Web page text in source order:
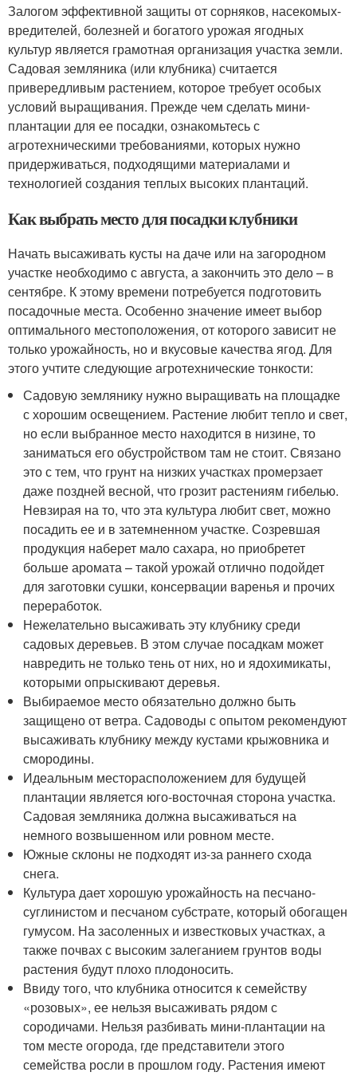
Залогом эффективной защиты от сорняков, насекомых-
вредителей, болезней и богатого урожая ягодных
культур является грамотная организация участка земли.
Садовая земляника (или клубника) считается
привередливым растением, которое требует особых
условий выращивания. Прежде чем сделать мини-
плантации для ее посадки, ознакомьтесь с
агротехническими требованиями, которых нужно
придерживаться, подходящими материалами и
технологией создания теплых высоких плантаций.
Как выбрать место для посадки клубники
Начать высаживать кусты на даче или на загородном
участке необходимо с августа, а закончить это дело – в
сентябре. К этому времени потребуется подготовить
посадочные места. Особенно значение имеет выбор
оптимального местоположения, от которого зависит не
только урожайность, но и вкусовые качества ягод. Для
этого учтите следующие агротехнические тонкости:
Садовую землянику нужно выращивать на площадке
с хорошим освещением. Растение любит тепло и свет,
но если выбранное место находится в низине, то
заниматься его обустройством там не стоит. Связано
это с тем, что грунт на низких участках промерзает
даже поздней весной, что грозит растениям гибелью.
Невзирая на то, что эта культура любит свет, можно
посадить ее и в затемненном участке. Созревшая
продукция наберет мало сахара, но приобретет
больше аромата – такой урожай отлично подойдет
для заготовки сушки, консервации варенья и прочих
переработок.
Нежелательно высаживать эту клубнику среди
садовых деревьев. В этом случае посадкам может
навредить не только тень от них, но и ядохимикаты,
которыми опрыскивают деревья.
Выбираемое место обязательно должно быть
защищено от ветра. Садоводы с опытом рекомендуют
высаживать клубнику между кустами крыжовника и
смородины.
Идеальным месторасположением для будущей
плантации является юго-восточная сторона участка.
Садовая земляника должна высаживаться на
немного возвышенном или ровном месте.
Южные склоны не подходят из-за раннего схода
снега.
Культура дает хорошую урожайность на песчано-
суглинистом и песчаном субстрате, который обогащен
гумусом. На засоленных и известковых участках, а
также почвах с высоким залеганием грунтов воды
растения будут плохо плодоносить.
Ввиду того, что клубника относится к семейству
«розовых», ее нельзя высаживать рядом с
сородичами. Нельзя разбивать мини-плантации на
том месте огорода, где представители этого
семейства росли в прошлом году. Растения имеют